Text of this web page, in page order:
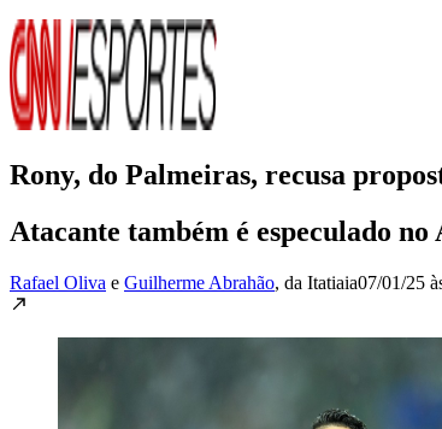
Rony, do Palmeiras, recusa
Atacante também é especulado
Rafael Oliva e Guilherme Abrahão, da Itatiaia07/01/25